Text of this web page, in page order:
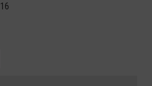
16